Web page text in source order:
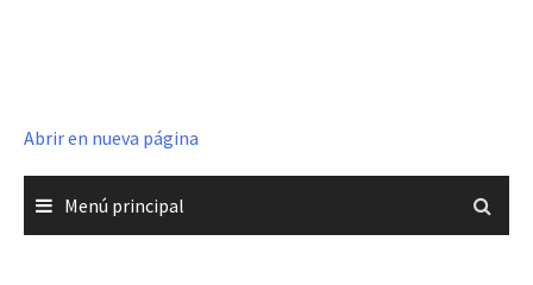
Abrir en nueva página
Menú principal